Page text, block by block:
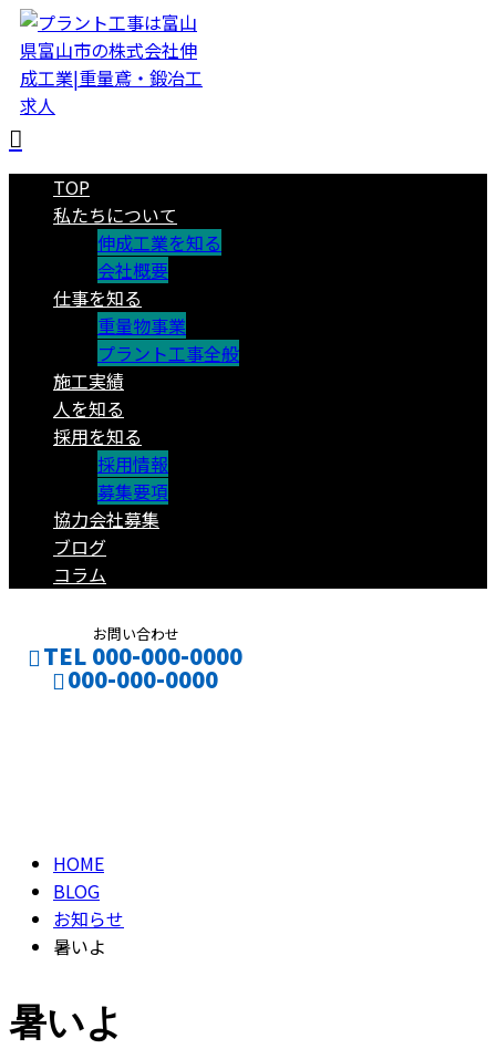
TOP
私たちについて
伸成工業を知る
会社概要
仕事を知る
重量物事業
プラント工事全般
施工実績
人を知る
採用を知る
採用情報
募集要項
協力会社募集
ブログ
コラム
お問い合わせ
TEL 000-000-0000
000-000-0000
HOME
BLOG
お知らせ
暑いよ
暑いよ